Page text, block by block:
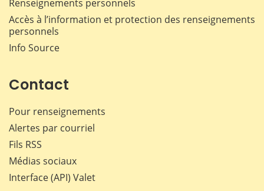
Renseignements personnels
Accès à l’information et protection des renseignements
personnels
Info Source
Contact
Pour renseignements
Alertes par courriel
Fils RSS
Médias sociaux
Interface (API) Valet